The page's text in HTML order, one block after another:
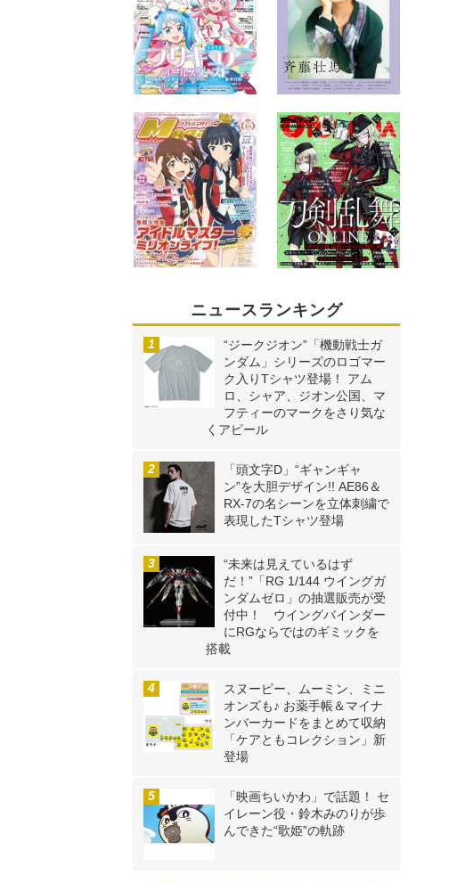
ニュースランキング
“ジークジオン”「機動戦士ガ
ンダム」シリーズのロゴマー
ク入りTシャツ登場！ アム
ロ、シャア、ジオン公国、マ
フティーのマークをさり気な
くアピール
「頭文字D」“ギャンギャ
ン”を大胆デザイン!! AE86＆
RX-7の名シーンを立体刺繍で
表現したTシャツ登場
“未来は見えているはず
だ！”「RG 1/144 ウイングガ
ンダムゼロ」の抽選販売が受
付中！ ウイングバインダー
にRGならではのギミックを
搭載
スヌーピー、ムーミン、ミニ
オンズも♪ お薬手帳＆マイナ
ンバーカードをまとめて収納
「ケアともコレクション」新
登場
「映画ちいかわ」で話題！ セ
イレーン役・鈴木みのりが歩
んできた“歌姫”の軌跡